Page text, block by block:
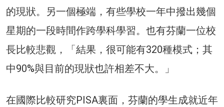
的現狀。另一個極端，有些學校一年中撥出幾個
星期的一段時間作跨學科學習。也有芬蘭一位校
長比較悲觀，「結果，很可能有320種模式；其
中90%與目前的現狀也許相差不大。」
在國際比較研究PISA裏面，芬蘭的學生成就近年